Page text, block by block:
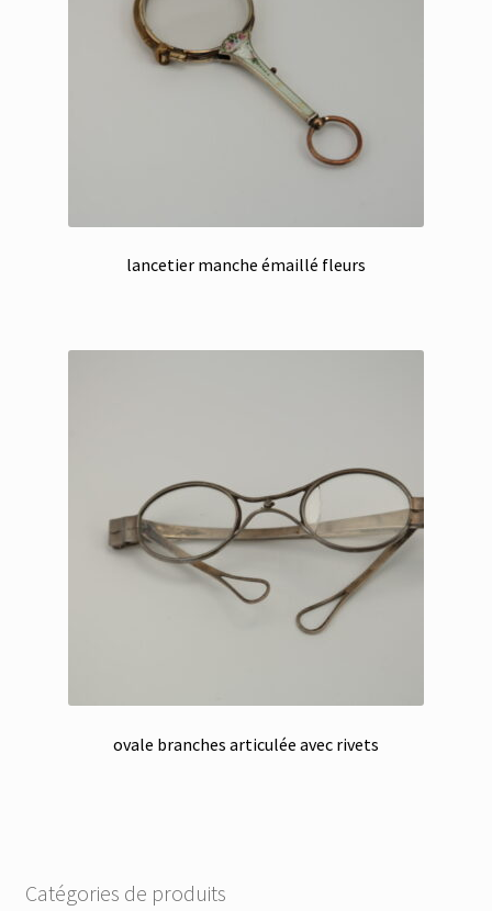
lancetier manche émaillé fleurs
ovale branches articulée avec rivets
Catégories de produits